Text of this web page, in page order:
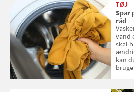
TØJ
Spar
råd
vand
skal
kan